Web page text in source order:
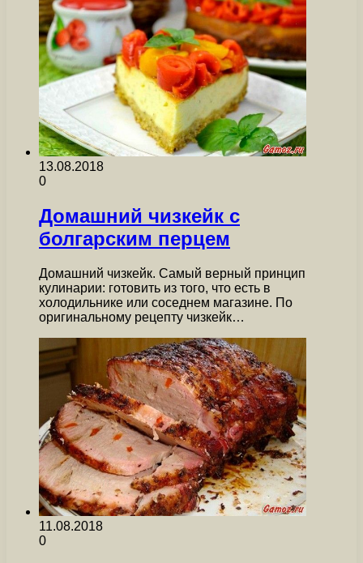
13.08.2018
0
Домашний чизкейк с
болгарским перцем
Домашний чизкейк. Самый верный принцип
кулинарии: готовить из того, что есть в
холодильнике или соседнем магазине. По
оригинальному рецепту чизкейк…
11.08.2018
0